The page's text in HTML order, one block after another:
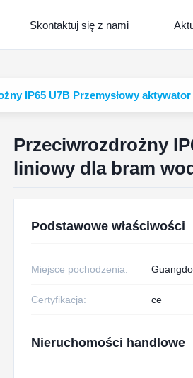
Skontaktuj się z nami
IP65 U7B Przemysłowy
Przeciwrozdrożny
liniowy dla bram
Podstawowe właściwości
Miejsce pochodzenia:
Certyfikacja: ce
Nieruchomości handlowe